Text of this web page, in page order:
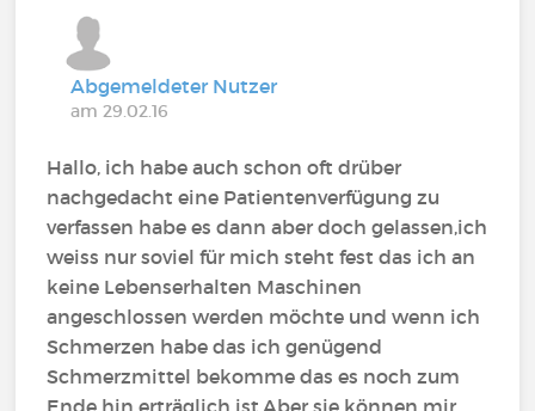
Abgemeldeter Nutzer
am 29.02.16
Hallo, ich habe auch schon oft drüber
nachgedacht eine Patientenverfügung zu
verfassen habe es dann aber doch gelassen,ich
weiss nur soviel für mich steht fest das ich an
keine Lebenserhalten Maschinen
angeschlossen werden möchte und wenn ich
Schmerzen habe das ich genügend
Schmerzmittel bekomme das es noch zum
Ende hin erträglich ist.Aber sie können mir